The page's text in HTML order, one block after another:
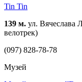
Tin Tin
139 м. ул. Вячеслава
велотрек)
(097) 828-78-78
Музей